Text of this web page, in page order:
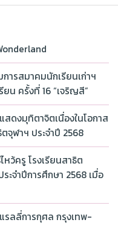
ารสมาคมนักเรียนเก่าฯ
น ครั้งที่ 16 “เจริญสี”
ดงมุทิตาจิตเนื่องในโอกาส
จุฬาฯ ประจำปี 2568
ว้ครู โรงเรียนสาธิต
จำปีการศึกษา 2568 เมื่อ
รลลี่การกุศล กรุงเทพ-